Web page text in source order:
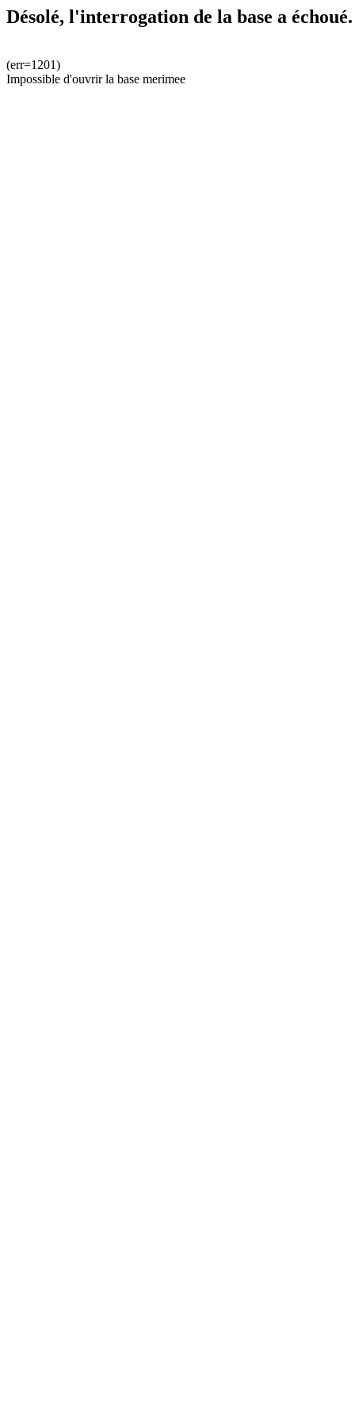
Désolé, l'interrogation de la base a échoué.
(err=1201)
Impossible d'ouvrir la base merimee